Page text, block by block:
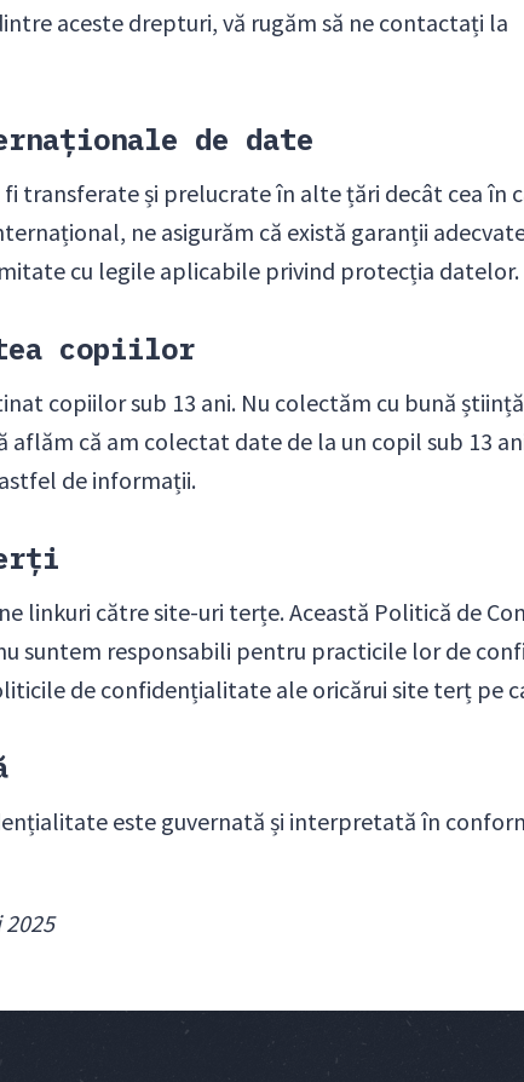
aceste drepturi, vă rugăm să ne contactați la
de date
transferate și prelucrate în alte țări decât cea în
ne asigurăm că există garanții
cu legile aplicabile privind protecția datelor.
copiilor
copiilor sub 13 ani. Nu colectăm cu bună
aflăm că am colectat date de la un copil sub 13
de informații.
linkuri către site-uri terțe. Această Politică de
suntem responsabili pentru practicile lor de
de confidențialitate ale oricărui site terț pe
este guvernată și interpretată în